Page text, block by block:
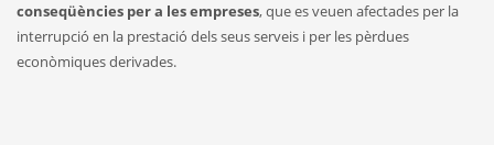
conseqüències per a les empreses, que es veuen afectades per la
interrupció en la prestació dels seus serveis i per les pèrdues
econòmiques derivades.